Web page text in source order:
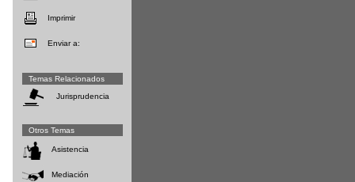
Imprimir
Enviar a:
Temas Relacionados
Jurisprudencia
Otros Temas
Asistencia
Mediación